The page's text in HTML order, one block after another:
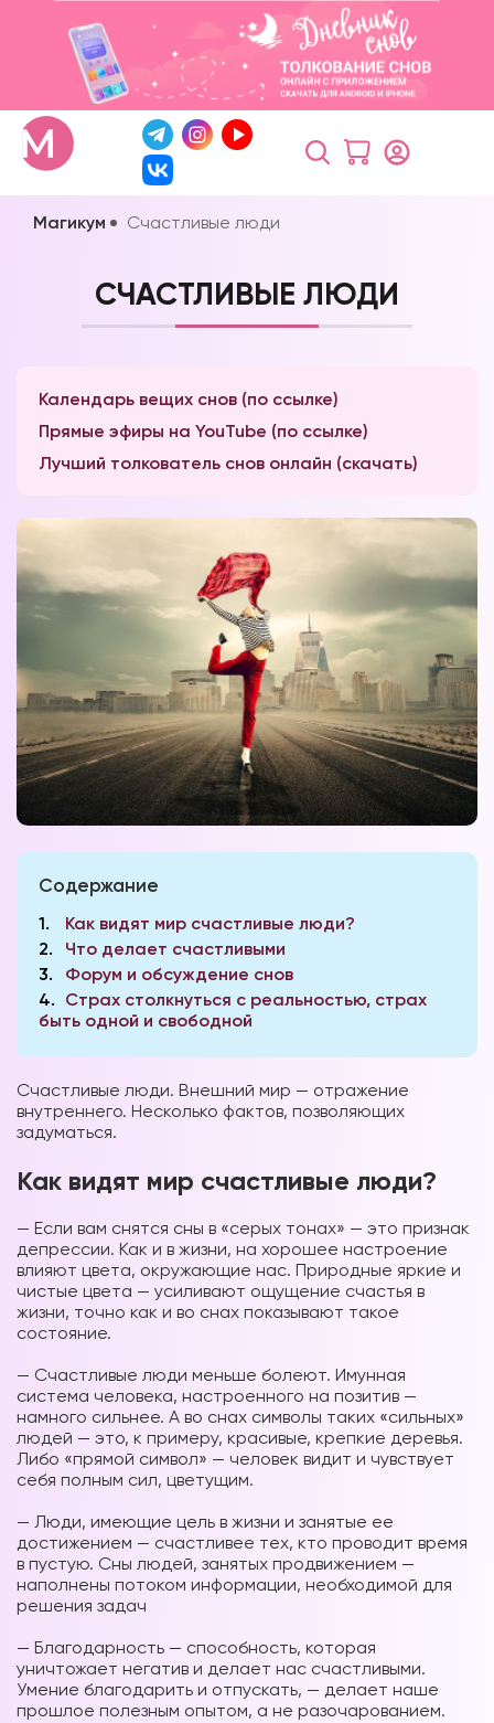
Магикум Счастливые люди
СЧАСТЛИВЫЕ ЛЮДИ
Календарь вещих снов (по ссылке)
Прямые эфиры на YouTube (по ссылке)
Лучший толкователь снов онлайн (скачать)
Содержание
1
Как видят мир счастливые люди?
2
Что делает счастливыми
3
Форум и обсуждение снов
4
Страх столкнуться с реальностью, страх
быть одной и свободной
Счастливые люди. Внешний мир — отражение
внутреннего. Несколько фактов, позволяющих
задуматься.
Как видят мир счастливые люди?
— Если вам снятся сны в «серых тонах» — это признак
депрессии. Как и в жизни, на хорошее настроение
влияют цвета, окружающие нас. Природные яркие и
чистые цвета — усиливают ощущение счастья в
жизни, точно как и во снах показывают такое
состояние.
— Счастливые люди меньше болеют. Имунная
система человека, настроенного на позитив —
намного сильнее. А во снах символы таких «сильных»
людей — это, к примеру, красивые, крепкие деревья.
Либо «прямой символ» — человек видит и чувствует
себя полным сил, цветущим.
— Люди, имеющие цель в жизни и занятые ее
достижением — счастливее тех, кто проводит время
в пустую. Сны людей, занятых продвижением —
наполнены потоком информации, необходимой для
решения задач
— Благодарность — способность, которая
уничтожает негатив и делает нас счастливыми.
Умение благодарить и отпускать, — делает наше
прошлое полезным опытом, а не разочарованием.